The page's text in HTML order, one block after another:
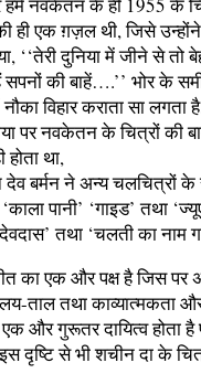
नवकेतन के ही 1955 के
ही एक ग़ज़ल थी, जिसे
‘‘तेरी दुनिया में जीने से
सपनों की बाहें….’’ भोर के
विहार कराता सा
पर नवकेतन के चित्रों की
था,
बर्मन ने अन्य चलचित्रों के
पानी’ ‘गाइड’ तथा
तथा ‘चलती का नाम
का एक और पक्ष है जिस पर
ताल तथा काव्यात्मकता
और गुरूतर दायित्व होता
दृष्टि से भी शचीन दा के